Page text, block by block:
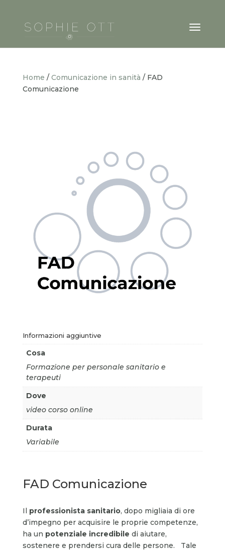
Home / Comunicazione in sanità / FAD
Comunicazione
Informazioni aggiuntive
Cosa
Formazione per personale sanitario e
terapeuti
Dove
video corso online
Durata
Variabile
FAD Comunicazione
Il professionista sanitario, dopo migliaia di ore
d’impegno per acquisire le proprie competenze,
ha un potenziale incredibile di aiutare,
sostenere e prendersi cura delle persone. Tale